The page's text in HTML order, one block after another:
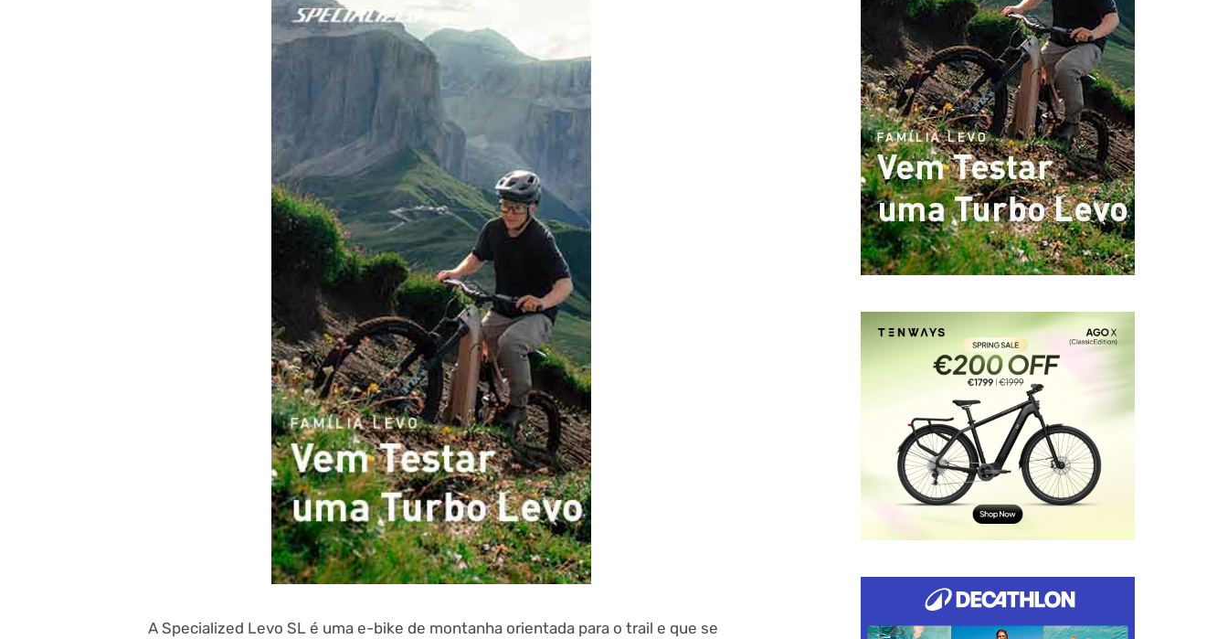
A Specialized Levo SL é uma e-bike de montanha orientada para o trail e que se